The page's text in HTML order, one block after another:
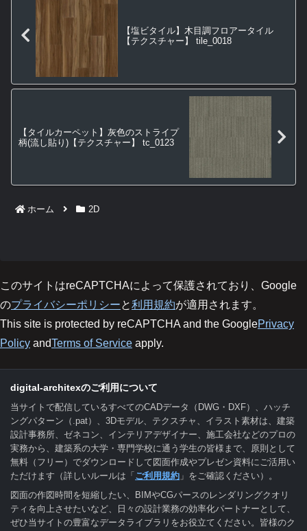
【塩ビタイル】木目調フロアータイル
【テクスチャー】 tile_0018
【タイルカーペット】灰色のストライプ
柄(流し貼り)【テクスチャー】 tc_0123
ホーム 2D
このサイトはreCAPTCHAによって保護されており、Google
のプライバシーポリシーと利用規約が適用されます。
This site is protected by reCAPTCHA and the GooglePrivacy
Policy andTerms of Service apply.
digital-architexのご利用について
当サイトで配信しているすべてのCADデータ（DWG・DXF）、ハッチ
ングパターン（.pat）、3Dモデル、テクスチャ、イラスト素材は、建築
設計事務所、ゼネコン、インテリアデザイナー、施工会社などのプロの
実務から、建築系の大学・専門学校に通う学生の皆様まで、原則として
無料（フリー）でダウンロードして図面作成やプレゼン資料にご活用い
ただけます（詳しいルールは「ご利用規約 」をご確認ください）。
図面の作図時間を短縮したい、BIMやCGパースのレンダリングクオリ
ティを向上させたいなど、日々の設計業務の効率化パートナーとして、
ぜひ当サイトの豊富なデータライブラリをお役立てください。皆様のク